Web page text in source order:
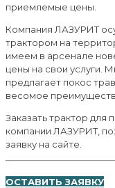
приемлемые цены.
Компания ЛАЗУРИТ
трактором на
имеем в арсенале
цены на свои услуги.
предлагает покос
весомое
Заказать трактор
компании ЛАЗУРИТ,
заявку на сайте.
ОСТАВИТЬ ЗАЯВКУ